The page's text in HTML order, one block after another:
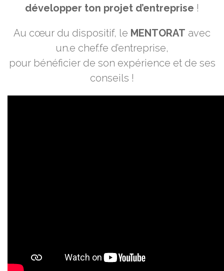
développer ton projet d’entreprise !
Au cœur du dispositif, le MENTORAT avec
un.e chef.fe d’entreprise,
pour bénéficier de son expérience et de ses
conseils !